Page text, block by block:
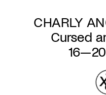
CHARLY
Cursed